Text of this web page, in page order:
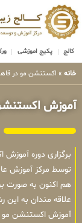
کالج پکیج اموزشی
خانه » اکستنشن مو در
آموزش
برگزاری دوره
توسط مرکز آموزش
هم اکنون به صورت
علاقه مندان به
آموزش اکستنشن مو